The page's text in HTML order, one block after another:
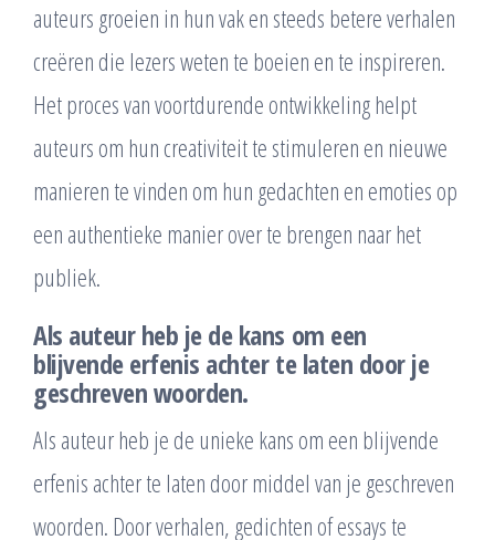
auteurs groeien in hun vak en steeds betere verhalen
creëren die lezers weten te boeien en te inspireren.
Het proces van voortdurende ontwikkeling helpt
auteurs om hun creativiteit te stimuleren en nieuwe
manieren te vinden om hun gedachten en emoties op
een authentieke manier over te brengen naar het
publiek.
Als auteur heb je de kans om een
blijvende erfenis achter te laten door je
geschreven woorden.
Als auteur heb je de unieke kans om een blijvende
erfenis achter te laten door middel van je geschreven
woorden. Door verhalen, gedichten of essays te